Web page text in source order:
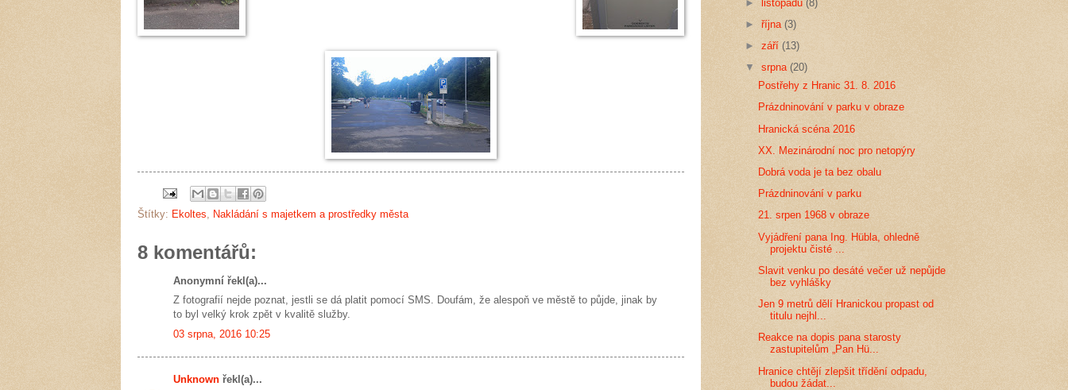
Štítky: Ekoltes Nakládání s majetkem a prostředky města
8 komentářů:
Anonymní řekl(a)...
Z fotografií nejde poznat, jestli se dá platit pomocí SMS. Doufám, že alespoň ve městě to půjde, jinak by
to byl velký krok zpět v kvalitě služby.
03 srpna, 2016 10:25
Unknown řekl(a)...
►
listopadu (8)
►října(3)
►září (13)
▼srpna(20)
Postřehy z Hranic 31. 8. 2016
Prázdninování v parku v obraze
Hranická scéna 2016
XX. Mezinárodní noc pro netopýry
Dobrá voda je ta bez obalu
Prázdninování v parku
21. srpen 1968 v obraze
Vyjádření pana Ing. Hübla, ohledně
projektu čisté ...
Slavit venku po desáté večer už nepůjde
bez vyhlášky
Jen 9 metrů dělí Hranickou propast od
titulu nejhl...
Reakce na dopis pana starosty
zastupitelům „Pan Hü...
Hranice chtějí zlepšit třídění odpadu,
budou žádat...